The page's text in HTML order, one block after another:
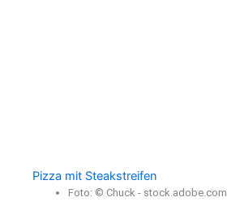
Pizza mit Steakstreifen
Foto: © Chuck - stock.adobe.com